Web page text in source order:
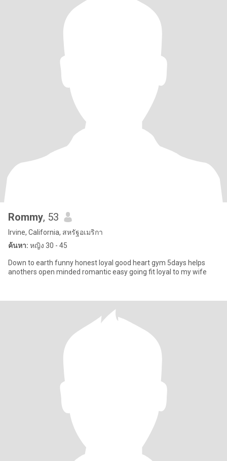
Rommy, 53
Irvine, California, สหรัฐอเมริกา
ค้นหา: หญิง 30 - 45
Down to earth funny honest loyal good heart gym 5days helps
anothers open minded romantic easy going fit loyal to my wife